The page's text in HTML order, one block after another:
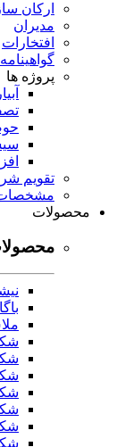
ارکان
مدیران
افتخارات
پروژه ها
تقویم
محصولات